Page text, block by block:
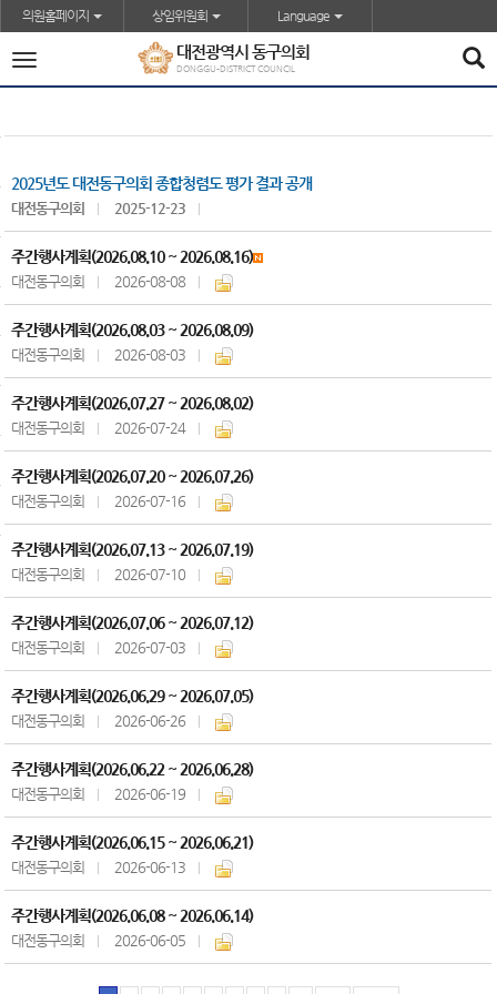
본문바로가기
의원홈페이지 상임위원회 Language
전
메
대전광역시 동구의회
DONGGU-DISTRICT COUNCIL
2025년도 대전동구의회 종합청렴도 평가 결과 공개
대전동구의회 2025-12-23
주간행사계획(2026.08.10 ~ 2026.08.16)
대전동구의회 2026-08-08
주간행사계획(2026.08.03 ~ 2026.08.09)
대전동구의회 2026-08-03
주간행사계획(2026.07.27 ~ 2026.08.02)
대전동구의회 2026-07-24
주간행사계획(2026.07.20 ~ 2026.07.26)
대전동구의회 2026-07-16
주간행사계획(2026.07.13 ~ 2026.07.19)
대전동구의회 2026-07-10
주간행사계획(2026.07.06 ~ 2026.07.12)
대전동구의회 2026-07-03
주간행사계획(2026.06.29 ~ 2026.07.05)
대전동구의회 2026-06-26
주간행사계획(2026.06.22 ~ 2026.06.28)
대전동구의회 2026-06-19
주간행사계획(2026.06.15 ~ 2026.06.21)
대전동구의회 2026-06-13
주간행사계획(2026.06.08 ~ 2026.06.14)
대전동구의회 2026-06-05